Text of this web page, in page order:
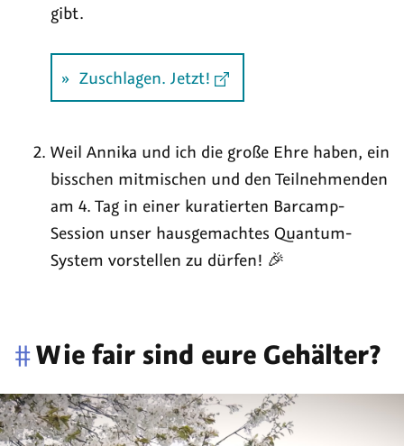
gibt.
Zuschlagen. Jetzt!
Weil Annika und ich die große Ehre haben, ein
bisschen mitmischen und den Teilnehmenden
am 4. Tag in einer kuratierten Barcamp-
Session unser hausgemachtes Quantum-
System vorstellen zu dürfen! 🎉
#Wie fair sind eure Gehälter?